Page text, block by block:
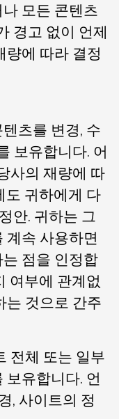
모든 콘텐츠
경고 없이 언제
량에 따라 결정
츠를 변경, 수
보유합니다. 어
사의 재량에 따
도 귀하에게 다
안. 귀하는 그
계속 사용하면
점을 인정합
여부에 관계없
는 것으로 간주
전체 또는 일부
유합니다. 언
, 사이트의 정